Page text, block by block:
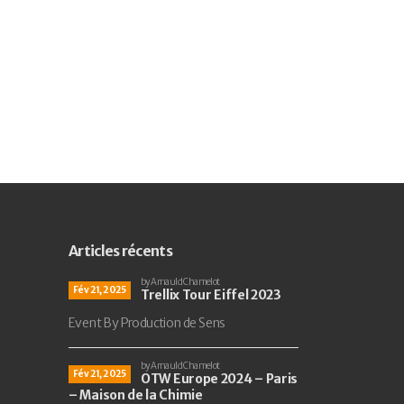
Articles récents
Fév 21, 2025
by Arnauld Chamelot
Trellix Tour Eiffel 2023
Event By Production de Sens
Fév 21, 2025
by Arnauld Chamelot
OTW Europe 2024 – Paris
– Maison de la Chimie